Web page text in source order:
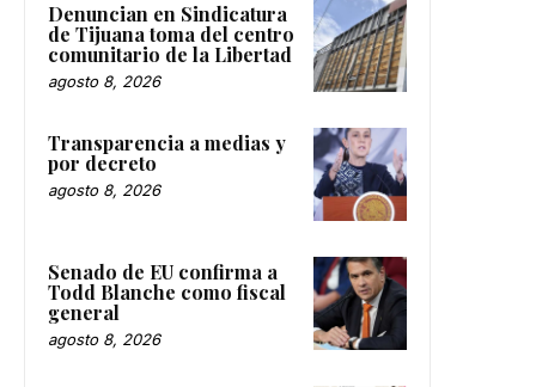
Denuncian en Sindicatura
de Tijuana toma del centro
comunitario de la Libertad
agosto 8, 2026
Transparencia a medias y
por decreto
agosto 8, 2026
Senado de EU confirma a
Todd Blanche como fiscal
general
agosto 8, 2026